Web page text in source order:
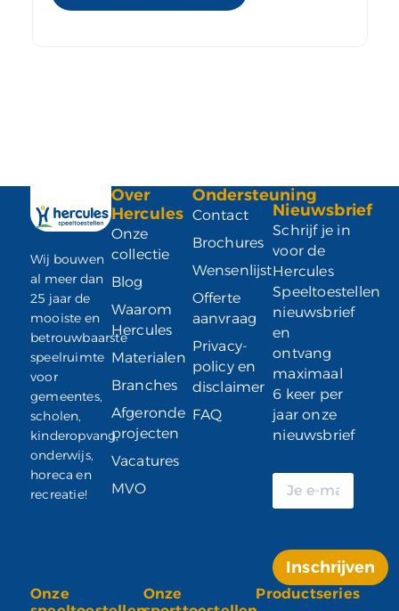
Wij bouwen
al meer dan
25 jaar de
mooiste en
betrouwbaarste
speelruimte
voor
gemeentes,
scholen,
kinderopvang,
onderwijs,
horeca en
recreatie!
Over
Hercules
Onze
collectie
Blog
Waarom
Hercules
Materialen
Branches
Afgeronde
projecten
Vacatures
MVO
Ondersteuning
Contact
Brochures
Wensenlijst
Offerte
aanvraag
Privacy-
policy en
disclaimer
FAQ
Nieuwsbrief
Schrijf je in
voor de
Hercules
Speeltoestellen
nieuwsbrief
en
ontvang
maximaal
6 keer per
jaar onze
nieuwsbrief
Inschrijven
Alternative:
Onze
Onze
Productseries